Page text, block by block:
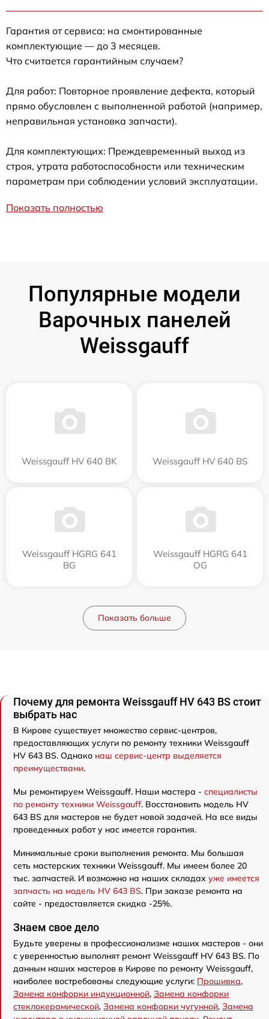
Гарантия от сервиса: на смонтированные
комплектующие — до 3 месяцев.
Что считается гарантийным случаем?
Для работ: Повторное проявление дефекта, который
прямо обусловлен с выполненной работой (например,
неправильная установка запчасти).
Для комплектующих: Преждевременный выход из
строя, утрата работоспособности или техническим
параметрам при соблюдении условий эксплуатации.
Показать полностью
Популярные модели
Варочных панелей
Weissgauff
Weissgauff HV 640 BK Weissgauff HV 640 BS
Weissgauff HGRG 641
BG
Weissgauff HGRG 641
OG
Показать больше
Почему для ремонта Weissgauff HV 643 BS стоит
выбрать нас
В Кирове существует множество сервис-центров,
предоставляющих услуги по ремонту техники Weissgauff
HV 643 BS. Однако наш сервис-центр выделяется
преимуществами.
Мы ремонтируем Weissgauff. Наши мастера - специалисты
по ремонту техники Weissgauff. Восстановить модель HV
643 BS для мастеров не будет новой задачей. На все виды
проведенных работ у нас имеется гарантия.
Минимальные сроки выполнения ремонта. Мы большая
сеть мастерских техники Weissgauff. Мы имеем более 20
тыс. запчастей. И возможно на наших складах уже имеется
запчасть на модель HV 643 BS. При заказе ремонта на
сайте - предоставляется скидка -25%.
Знаем свое дело
Будьте уверены в профессионализме наших мастеров - они
с уверенностью выполнят ремонт Weissgauff HV 643 BS. По
данным наших мастеров в Кирове по ремонту Weissgauff,
наиболее востребованы следующие услуги: Прошивка,
Замена конфорки индукционной, Замена конфорки
стеклокерамической, Замена конфорки чугунной, Замена